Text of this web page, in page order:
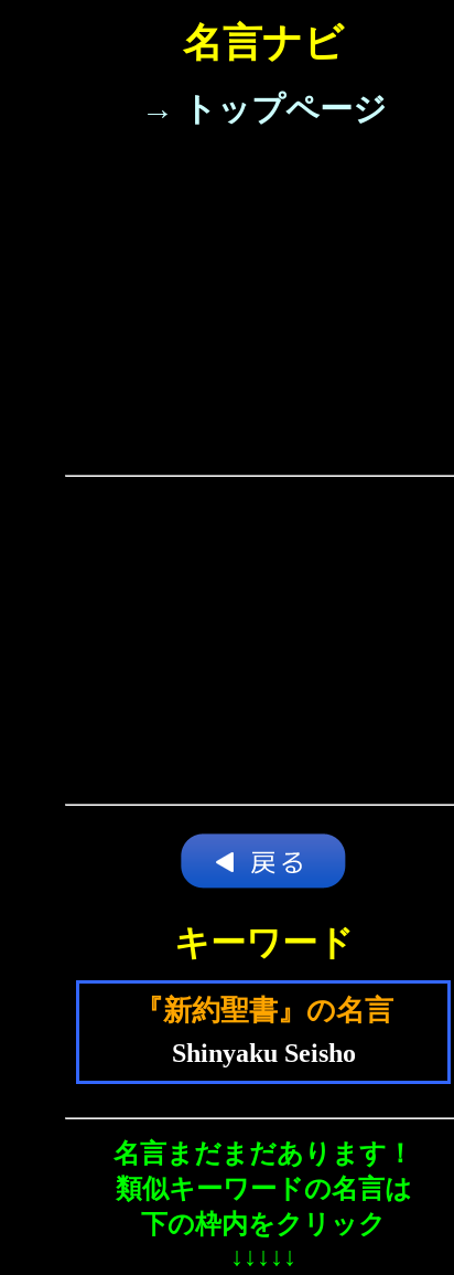
名言ナビ
→ トップページ
キーワード
『新約聖書』の名言
Shinyaku Seisho
名言まだまだあります！
類似キーワードの名言は
下の枠内をクリック
↓↓↓↓↓